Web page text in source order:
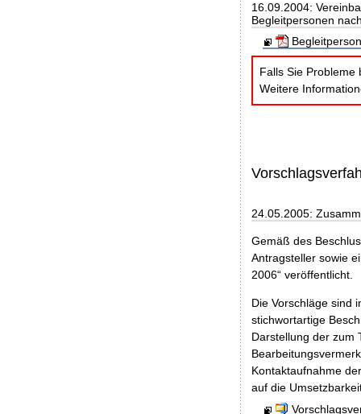
16.09.2004:
Begleitpersonen
Falls Sie Probleme
Weitere
24.05.2005:
Gemäß des
Antragsteller sowie
2006“ veröffentlicht.
Die Vorschläge sind
stichwortartige
Darstellung der zum
Kontaktaufnahme
auf die